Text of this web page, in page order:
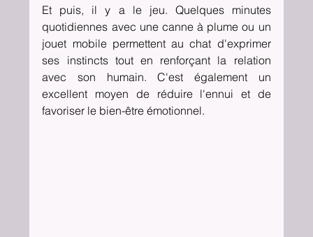
Et puis, il y a le jeu. Quelques minutes
quotidiennes avec une canne à plume ou un
jouet mobile permettent au chat d'exprimer
ses instincts tout en renforçant la relation
avec son humain. C'est également un
excellent moyen de réduire l'ennui et de
favoriser le bien-être émotionnel.